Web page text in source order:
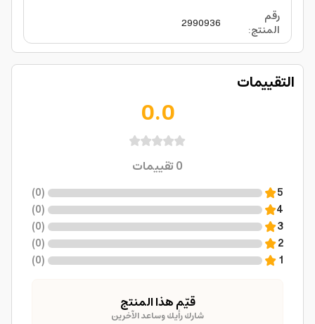
رقم
المنتج:
2990936
التقييمات
0.0
0تقييمات
5
(
0
)
4
(
0
)
3
(
0
)
2
(
0
)
1
(
0
)
قيّم هذا المنتج
شارك رأيك وساعد الآخرين